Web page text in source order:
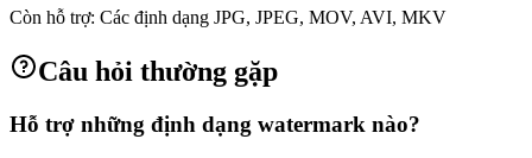
Còn hỗ trợ: Các định dạng JPG, JPEG, MOV, AVI, MKV
Câu hỏi thường gặp
Hỗ trợ những định dạng watermark nào?